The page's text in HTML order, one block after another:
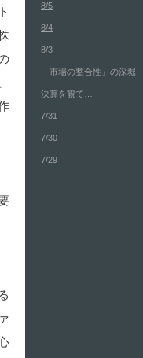
8/5
8/4
8/3
「市場の整合性」の深堀
決算を観て…
7/31
7/30
7/29